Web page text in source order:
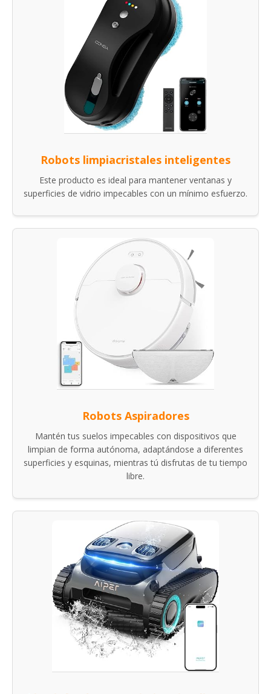
Robots limpiacristales inteligentes
Este producto es ideal para mantener ventanas y
superficies de vidrio impecables con un mínimo esfuerzo.
Robots Aspiradores
Mantén tus suelos impecables con dispositivos que
limpian de forma autónoma, adaptándose a diferentes
superficies y esquinas, mientras tú disfrutas de tu tiempo
libre.